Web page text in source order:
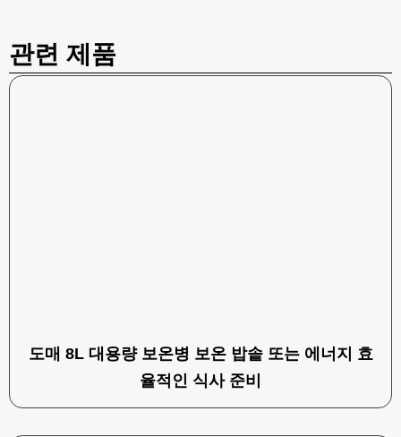
관련 제품
도매 8L 대용량 보온병 보온 밥솥 또는 에너지 효
율적인 식사 준비